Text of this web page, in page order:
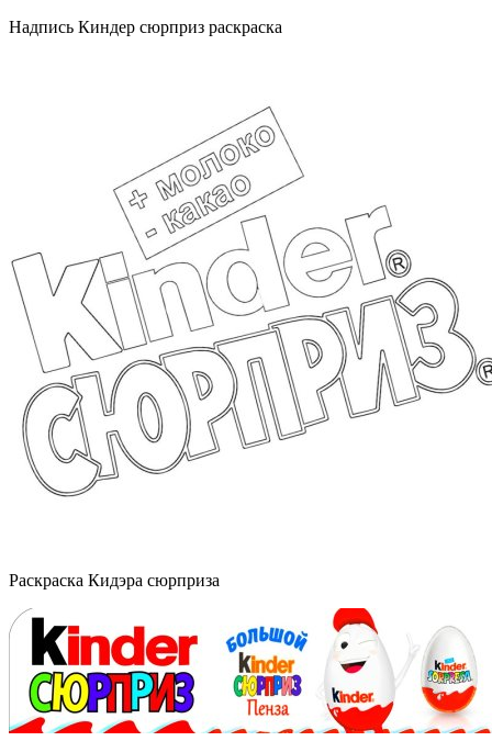
Надпись Киндер сюрприз раскраска
Раскраска Кидэра сюрприза